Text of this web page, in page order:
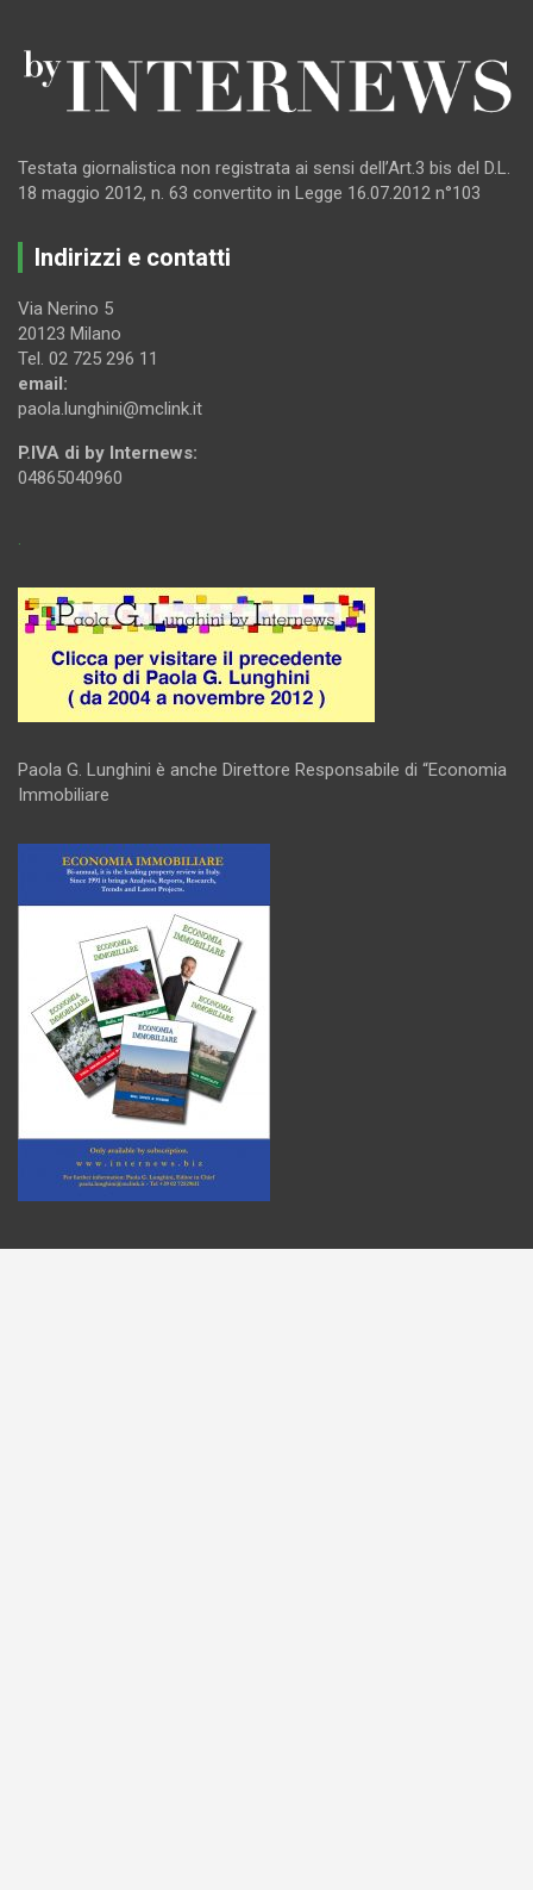
Testata giornalistica non registrata ai sensi dell’Art.3 bis del D.L.
18 maggio 2012, n. 63 convertito in Legge 16.07.2012 n°103
Indirizzi e contatti
Via Nerino 5
20123 Milano
Tel. 02 725 296 11
email:
paola.lunghini@mclink.it
P.IVA di by Internews:
04865040960
.
Paola G. Lunghini è anche Direttore Responsabile di “Economia
Immobiliare